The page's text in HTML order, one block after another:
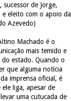
sucessor de Jorge,
eleito com o apoio da
Azevedo)
Machado é o
mais temido e
estado. Quando o
que alguma notícia
imprensa oficial, é
liga, apesar de
uma cutucada de